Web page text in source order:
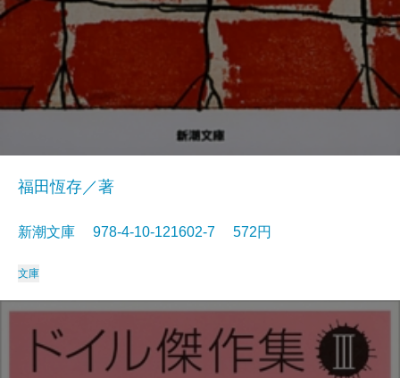
福田恆存／著
新潮文庫 978-4-10-121602-7 572円
文庫